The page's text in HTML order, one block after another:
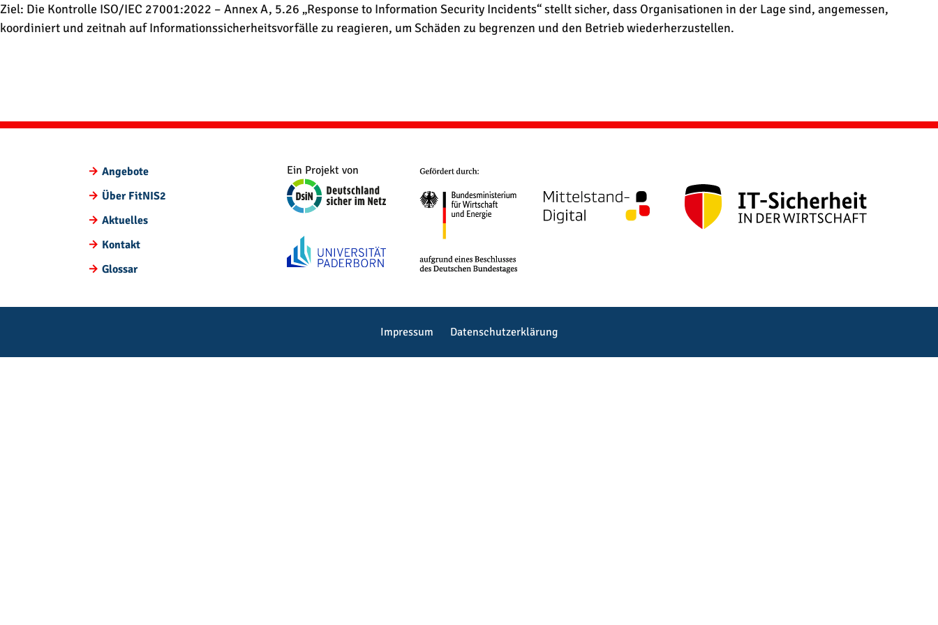
Direkt zum Inhalt wechseln
Ziel: Die Kontrolle ISO/IEC 27001:2022 – Annex A, 5.26 „Response to Information Security Incidents“ stellt sicher, dass Organisationen in der Lage sind, angemessen,
koordiniert und zeitnah auf Informationssicherheitsvorfälle zu reagieren, um Schäden zu begrenzen und den Betrieb wiederherzustellen.
Angebote
Über FitNIS2
Aktuelles
Kontakt
Glossar
Ein Projekt von
Impressum Datenschutzerklärung